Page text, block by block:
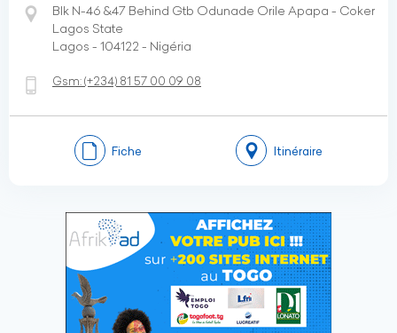
Blk N-46 &47 Behind Gtb Odunade Orile Apapa - Coker
Lagos State
Lagos - 104122 - Nigéria
Gsm:(+234) 81 57 00 09 08
Fiche Itinéraire